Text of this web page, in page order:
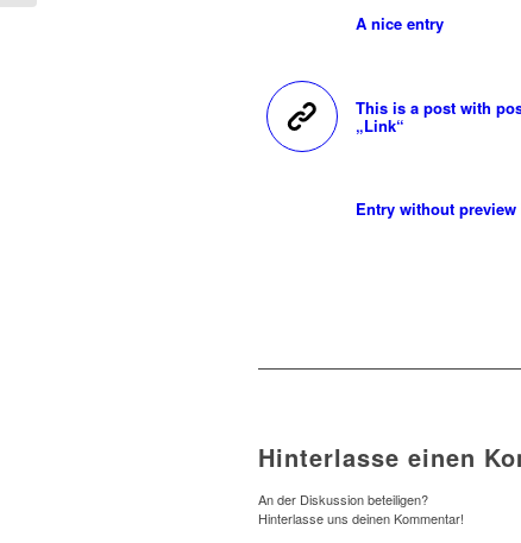
A nice entry
This is a post with
„Link“
Entry without preview
Hinterlasse einen
An der Diskussion beteiligen?
Hinterlasse uns deinen Kommentar!